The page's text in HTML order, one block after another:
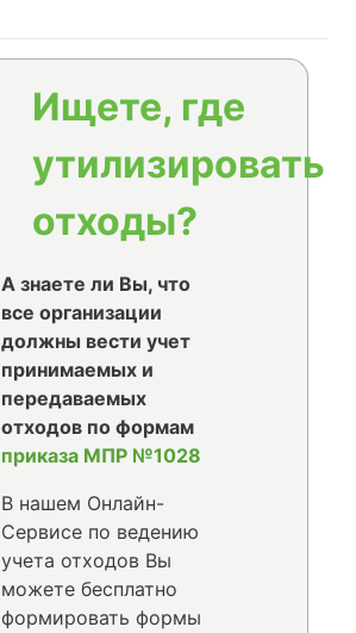
Ищете, где
утилизировать
отходы?
А знаете ли Вы, что
все организации
должны вести учет
принимаемых и
передаваемых
отходов по формам
приказа МПР №1028
В нашем Онлайн-
Сервисе по ведению
учета отходов Вы
можете бесплатно
формировать формы